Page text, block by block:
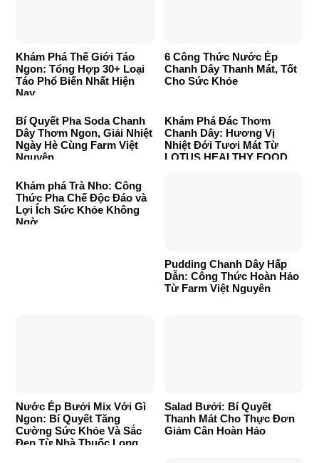
Khám Phá Thế Giới Táo
Ngon: Tổng Hợp 30+ Loại
Táo Phổ Biến Nhất Hiện
Nay
6 Công Thức Nước Ép
Chanh Dây Thanh Mát, Tốt
Cho Sức Khỏe
Bí Quyết Pha Soda Chanh
Dây Thơm Ngon, Giải Nhiệt
Ngày Hè Cùng Farm Việt
Nguyên
Khám Phá Đác Thơm
Chanh Dây: Hương Vị
Nhiệt Đới Tươi Mát Từ
LOTUS HEALTHY FOOD
Khám phá Trà Nho: Công
Thức Pha Chế Độc Đáo và
Lợi Ích Sức Khỏe Không
Ngờ
Pudding Chanh Dây Hấp
Dẫn: Công Thức Hoàn Hảo
Từ Farm Việt Nguyên
Nước Ép Bưởi Mix Với Gì
Ngon: Bí Quyết Tăng
Cường Sức Khỏe Và Sắc
Đẹp Từ Nhà Thuốc Long
Salad Bưởi: Bí Quyết
Thanh Mát Cho Thực Đơn
Giảm Cân Hoàn Hảo